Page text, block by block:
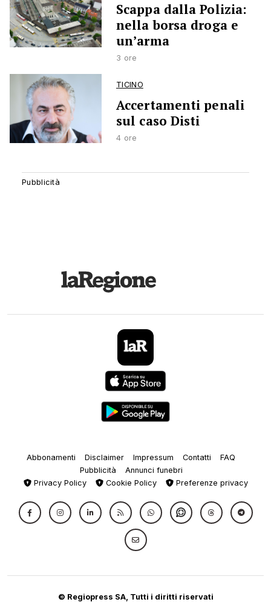
Scappa dalla Polizia:
nella borsa droga e
un’arma
3 ore
TICINO
Accertamenti penali
sul caso Disti
4 ore
Abbonamenti Disclaimer Impressum Contatti
FAQ
Pubblicità
Annunci funebri
Privacy Policy
Cookie Policy Preferenze privacy
© Regiopress SA, Tutti i diritti riservati